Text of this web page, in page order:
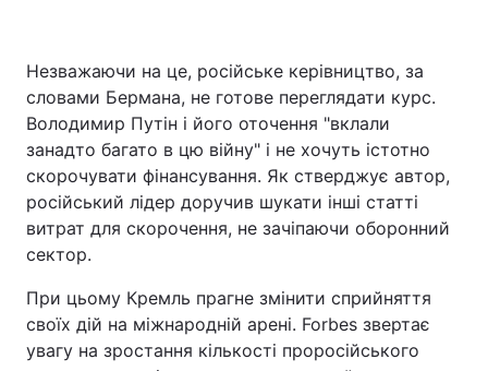
Незважаючи на це, російське керівництво, за
словами Бермана, не готове переглядати курс.
Володимир Путін і його оточення "вклали
занадто багато в цю війну" і не хочуть істотно
скорочувати фінансування. Як стверджує автор,
російський лідер доручив шукати інші статті
витрат для скорочення, не зачіпаючи оборонний
сектор.
При цьому Кремль прагне змінити сприйняття
своїх дій на міжнародній арені. Forbes звертає
увагу на зростання кількості проросійського